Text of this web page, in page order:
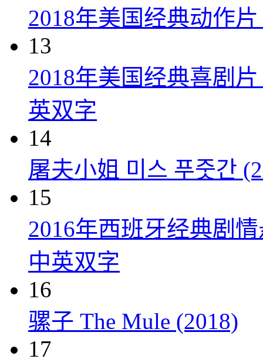
2018年美国经典动作
13
2018年美国经典喜剧
英双字
14
屠夫小姐 미스 푸줏간
15
2016年西班牙经典剧
中英双字
16
骡子 The Mule (2018)
17